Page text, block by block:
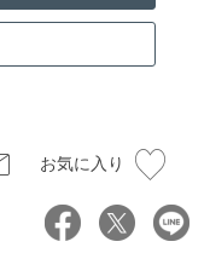
お気に入り